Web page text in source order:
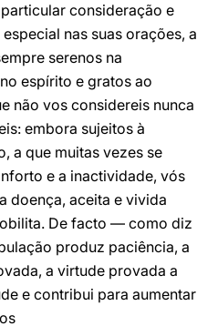
consideração e
nas suas orações, a
serenos na
espírito e gratos ao
não vos considereis nunca
embora sujeitos à
a que muitas vezes se
e a inactividade, vós
doença, aceita e vivida
De facto — como diz
produz paciência, a
a virtude provada a
e contribui para aumentar